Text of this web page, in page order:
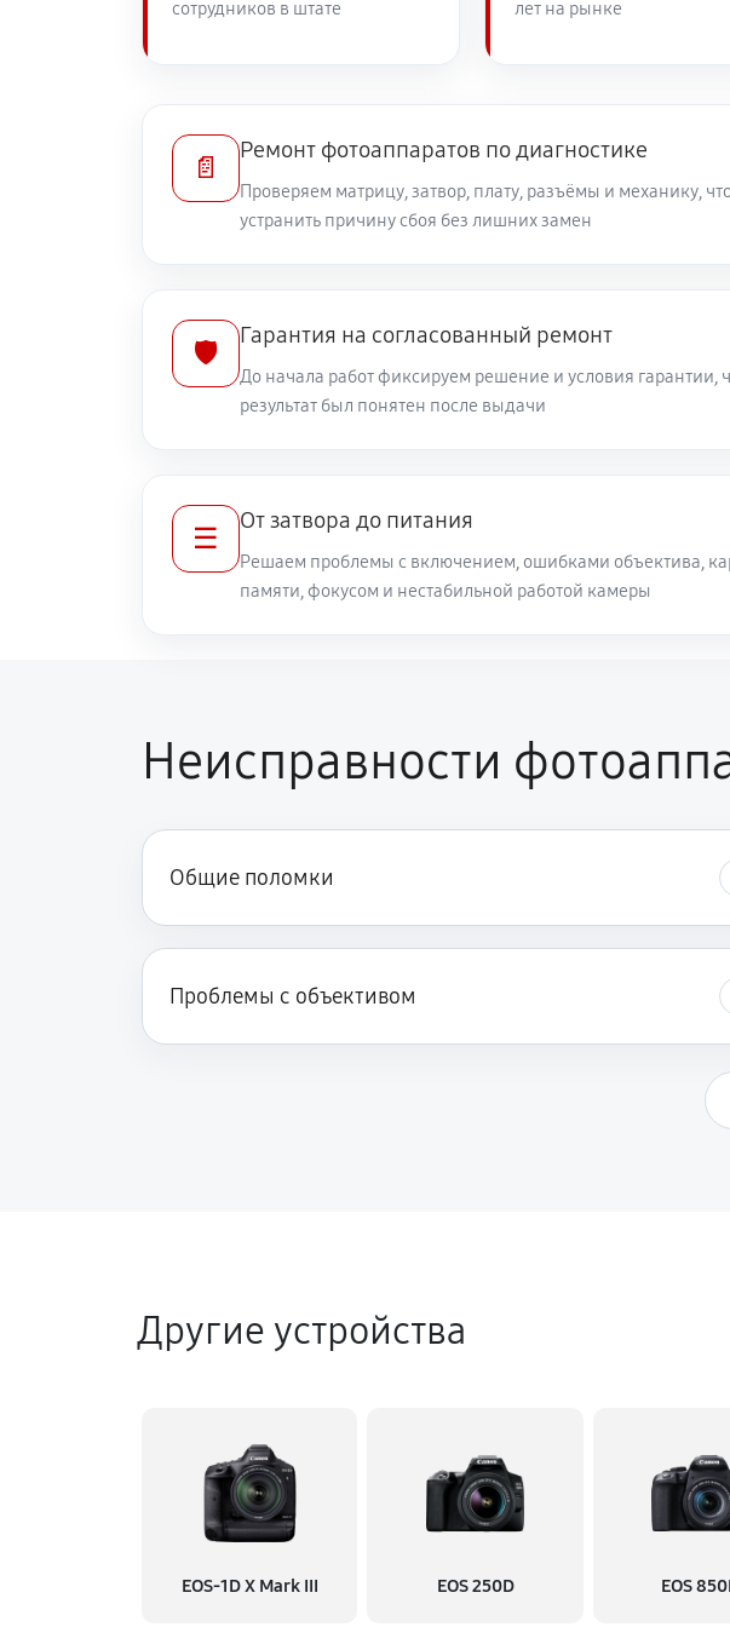
Замена линз фотоаппарата Canon 600D (EOS)
Замена диска управления
Замена вспышки фотоаппарата Canon 600D (EOS)
Комплексная чистка фотоаппарата Canon 600D (EOS)
сотрудников в штате лет на рынке
📄
Ремонт фотоаппаратов по диагностике
Проверяем матрицу, затвор, плату, разъёмы и механику,
устранить причину сбоя без лишних замен
🛡️
Гарантия на согласованный ремонт
До начала работ фиксируем решение и условия гарантии,
результат был понятен после выдачи
☰
От затвора до питания
Решаем проблемы с включением, ошибками объектива,
памяти, фокусом и нестабильной работой камеры
Неисправности
Общие поломки
Проблемы с объективом
Другие устройства
EOS‑1D X Mark III EOS 250D EOS